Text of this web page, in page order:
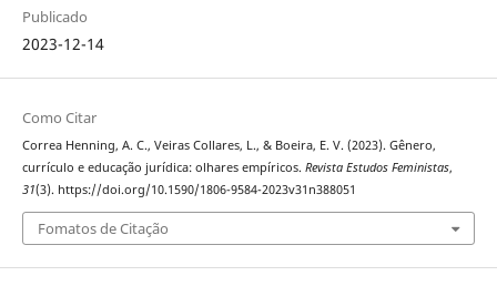
Publicado
2023-12-14
Como Citar
Correa Henning, A. C., Veiras Collares, L., & Boeira, E. V. (2023). Gênero,
currículo e educação jurídica: olhares empíricos. Revista Estudos Feministas,
31(3). https://doi.org/10.1590/1806-9584-2023v31n388051
Fomatos de Citação